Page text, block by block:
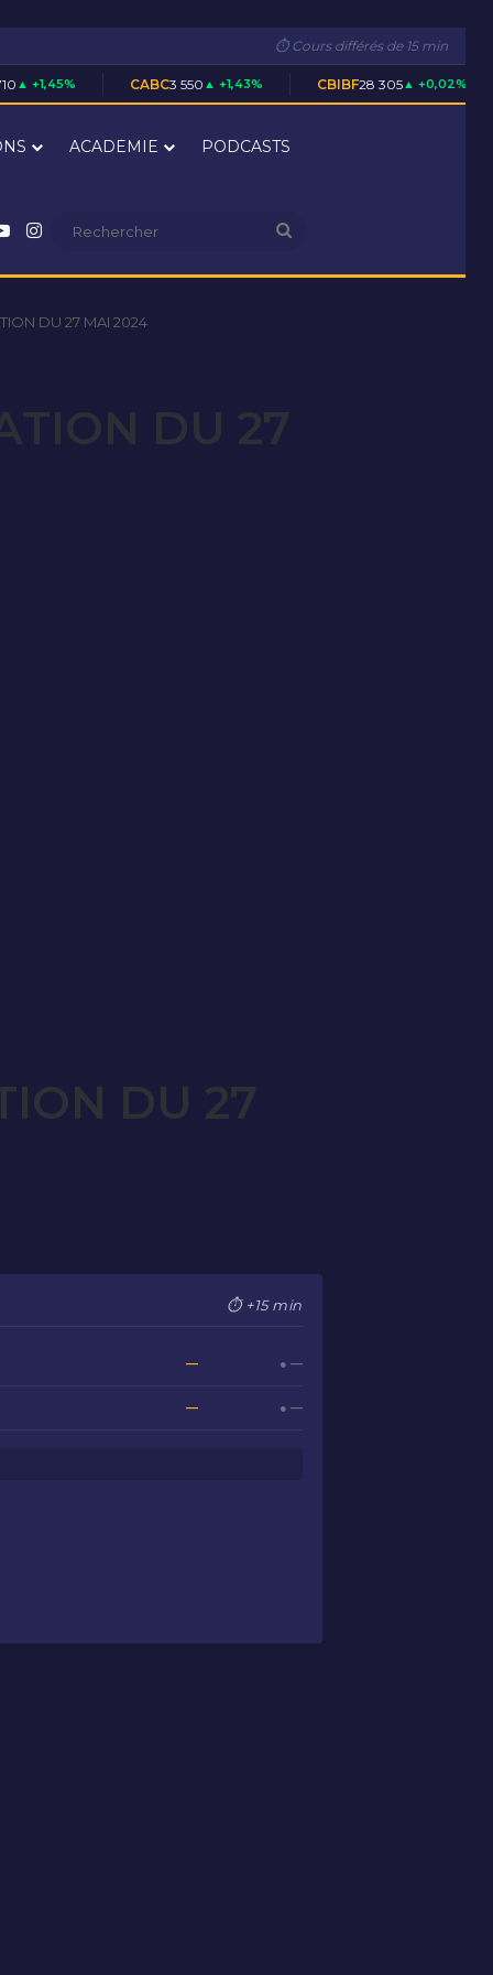
⏱ Cours différés de 15 min
CABC3 550 ▲ +1,43% CBIBF28 305 ▲ +0,02% CFAC1 700
ACADEMIE PODCASTS
YouTube
Instagram
DU 27 MAI 2024
DU 27
⏱ +15 min
— ● —
— ● —